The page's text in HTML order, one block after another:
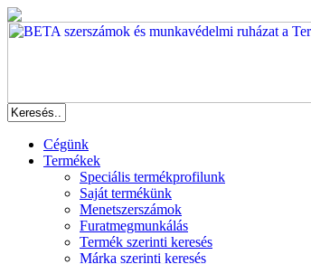
Cégünk
Termékek
Speciális termékprofilunk
Saját termékünk
Menetszerszámok
Furatmegmunkálás
Termék szerinti keresés
Márka szerinti keresés